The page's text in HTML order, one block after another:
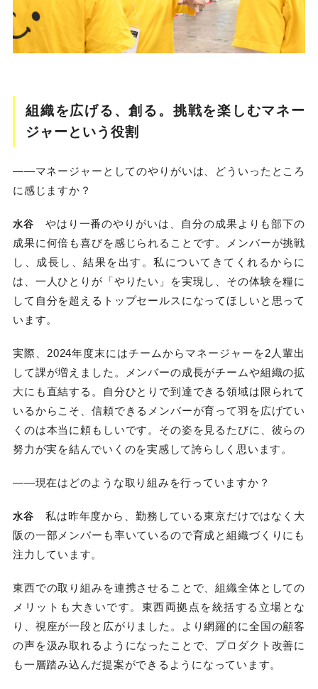
組織を広げる、創る。挑戦を楽しむマネー
ジャーという役割
――マネージャーとしてのやりがいは、どういったところ
に感じますか？
水谷 やはり一番のやりがいは、自分の成果よりも部下の
成果に何倍も喜びを感じられることです。メンバーが挑戦
し、成長し、結果を出す。私についてきてくれるからに
は、一人ひとりが「やりたい」を実現し、その体験を糧に
して自分を超えるトップセールスになってほしいと思って
います。
実際、2024年度末にはチームからマネージャーを2人輩出
して課が増えました。メンバーの成長がチームや組織の拡
大にも直結する。自分ひとりで到達できる領域は限られて
いるからこそ、信頼できるメンバーが育って羽を広げてい
くのは本当に頼もしいです。その姿を見るたびに、彼らの
努力が実を結んでいくのを実感して誇らしく思います。
――現在はどのような取り組みを行っていますか？
水谷 私は昨年度から、勤務している東京だけではなく大
阪の一部メンバーも率いているので育成と組織づくりにも
注力しています。
東西での取り組みを連携させることで、組織全体としての
メリットも大きいです。東西両拠点を統括する立場とな
り、視座が一段と広がりました。より網羅的に全国の顧客
の声を汲み取れるようになったことで、プロダクト改善に
も一層踏み込んだ提案ができるようになっています。